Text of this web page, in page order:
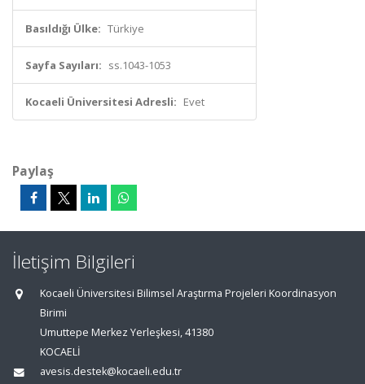
Basıldığı Ülke: Türkiye
Sayfa Sayıları: ss.1043-1053
Kocaeli Üniversitesi Adresli: Evet
Paylaş
İletişim Bilgileri
Kocaeli Üniversitesi Bilimsel Araştırma Projeleri Koordinasyon
Birimi
Umuttepe Merkez Yerleşkesi, 41380
KOCAELİ
avesis.destek@kocaeli.edu.tr